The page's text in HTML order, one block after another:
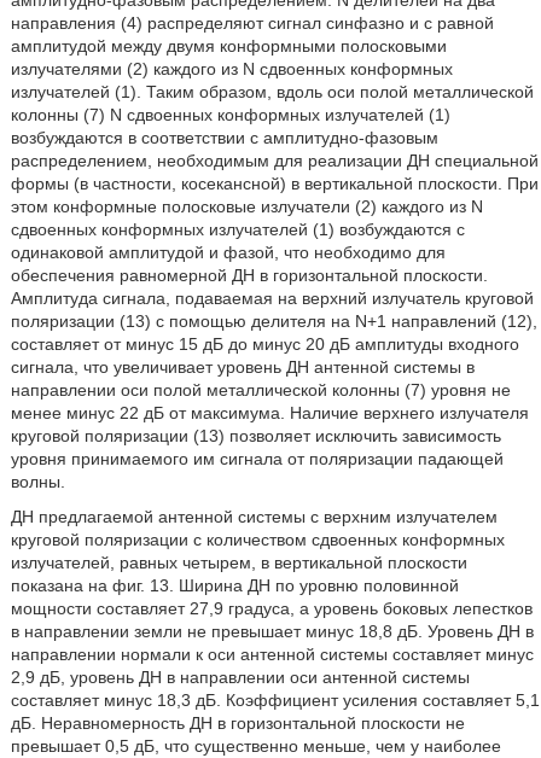
направления (4) распределяют сигнал синфазно и с равной
амплитудой между двумя конформными полосковыми
излучателями (2) каждого из N сдвоенных конформных
излучателей (1). Таким образом, вдоль оси полой металлической
колонны (7) N сдвоенных конформных излучателей (1)
возбуждаются в соответствии с амплитудно-фазовым
распределением, необходимым для реализации ДН специальной
формы (в частности, косекансной) в вертикальной плоскости. При
этом конформные полосковые излучатели (2) каждого из N
сдвоенных конформных излучателей (1) возбуждаются с
одинаковой амплитудой и фазой, что необходимо для
обеспечения равномерной ДН в горизонтальной плоскости.
Амплитуда сигнала, подаваемая на верхний излучатель круговой
поляризации (13) с помощью делителя на N+1 направлений (12),
составляет от минус 15 дБ до минус 20 дБ амплитуды входного
сигнала, что увеличивает уровень ДН антенной системы в
направлении оси полой металлической колонны (7) уровня не
менее минус 22 дБ от максимума. Наличие верхнего излучателя
круговой поляризации (13) позволяет исключить зависимость
уровня принимаемого им сигнала от поляризации падающей
волны.
ДН предлагаемой антенной системы с верхним излучателем
круговой поляризации с количеством сдвоенных конформных
излучателей, равных четырем, в вертикальной плоскости
показана на фиг. 13. Ширина ДН по уровню половинной
мощности составляет 27,9 градуса, а уровень боковых лепестков
в направлении земли не превышает минус 18,8 дБ. Уровень ДН в
направлении нормали к оси антенной системы составляет минус
2,9 дБ, уровень ДН в направлении оси антенной системы
составляет минус 18,3 дБ. Коэффициент усиления составляет 5,1
дБ. Неравномерность ДН в горизонтальной плоскости не
превышает 0,5 дБ, что существенно меньше, чем у наиболее